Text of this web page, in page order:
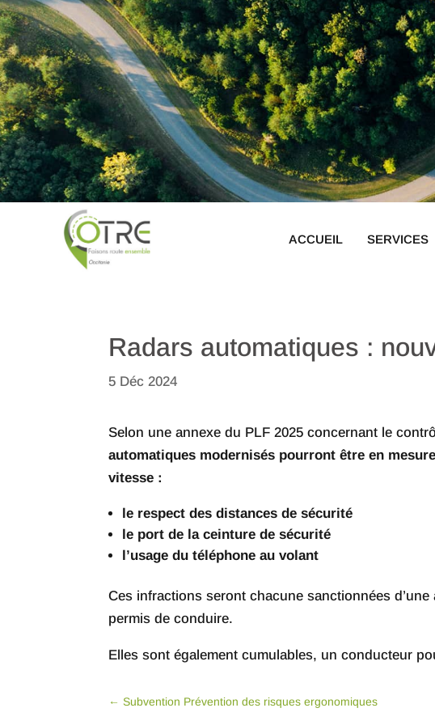
ACCUEIL SERVICES
Radars automatiques :
5 Déc 2024
Selon une annexe du PLF 2025 concernant le
automatiques modernisés pourront être en
vitesse :
le respect des distances de sécurité
le port de la ceinture de sécurité
l’usage du téléphone au volant
Ces infractions seront chacune sanctionnées
permis de conduire.
Elles sont également cumulables, un conducteur
← Subvention Prévention des risques ergonomiques